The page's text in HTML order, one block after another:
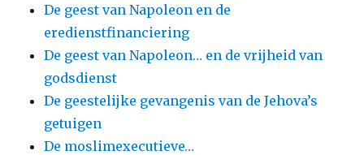
De geest van Napoleon en de
eredienstfinanciering
De geest van Napoleon… en de vrijheid van
godsdienst
De geestelijke gevangenis van de Jehova’s
getuigen
De moslimexecutieve…